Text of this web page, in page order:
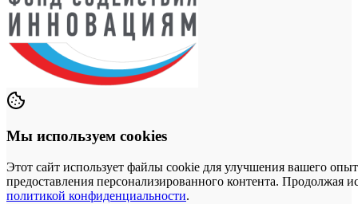
Мы используем cookies
Этот сайт использует файлы cookie для улучшения вашего
предоставления персонализированного контента. Продолжая
политикой конфиденциальности.